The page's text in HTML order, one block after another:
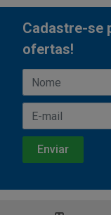
Cadastre-se
ofertas!